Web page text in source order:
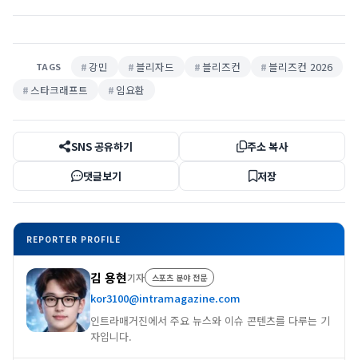
TAGS 강민 블리자드 블리즈컨
블리즈컨 2026
스타크래프트
임요환
SNS 공유하기
주소 복사
댓글보기
저장
REPORTER PROFILE
김 용현기자 스포츠 분야 전문
kor3100@intramagazine.com
인트라매거진에서 주요 뉴스와 이슈 콘텐츠를 다루는 기
자입니다.